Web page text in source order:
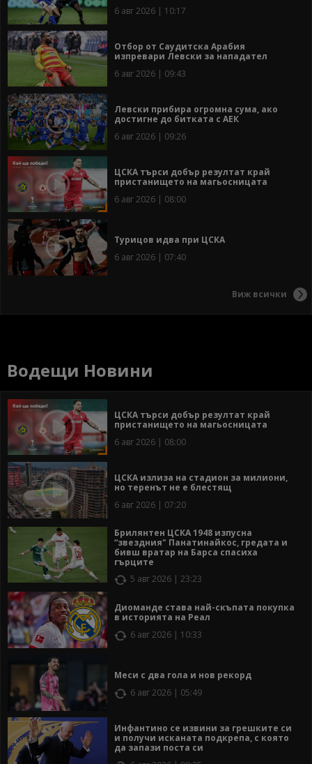
6 авг 2026 | 10:17
Отбор от Саудитска Арабия
изпревари Левски за нападател
6 авг 2026 | 09:43
Левски прибира огромна сума, ако
достигне до битката с АЕК
6 авг 2026 | 09:26
ЦСКА търси добър резултат край
пристанището на магьосницата
6 авг 2026 | 08:00
Турицов идва при ЦСКА
6 авг 2026 | 07:40
Виж всички
Водещи Новини
ЦСКА търси добър резултат край
пристанището на магьосницата
6 авг 2026 | 08:00
ЦСКА излиза на стадион за милиони,
но теренът не е блестящ
6 авг 2026 | 07:20
Брилянтен ЦСКА 1948 изпусна
“звездния" Панатинайкос, гредата и
бивш вратар на Барса спасиха
гърците
5 авг 2026 | 23:23
Диоманде става най-скъпата покупка
в историята на Реал
6 авг 2026 | 10:33
Меси с два гола и нов рекорд
6 авг 2026 | 05:49
Инфантино се извини за грешките си
и получи исканата подкрепа, с която
да запази поста си